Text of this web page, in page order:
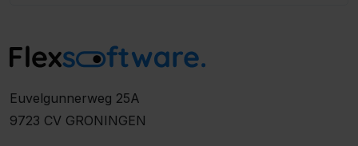
Euvelgunnerweg 25A
9723 CV GRONINGEN